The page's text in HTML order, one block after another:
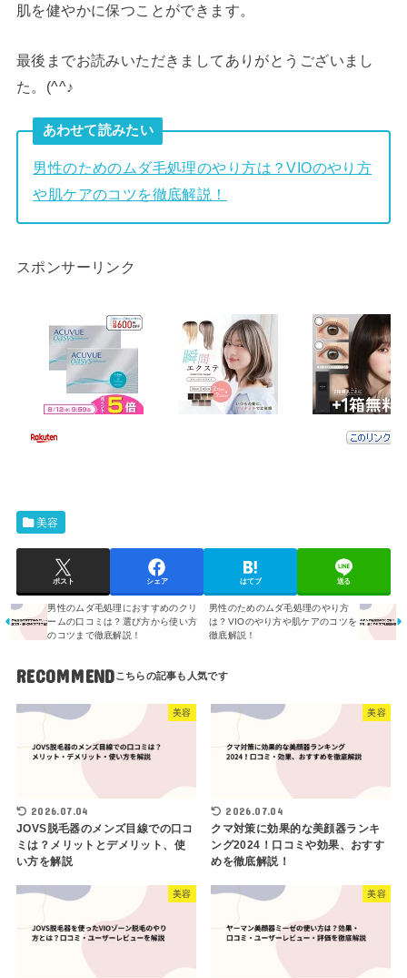
肌を健やかに保つことができます。
最後までお読みいただきましてありがとうございまし
た。(^^♪
あわせて読みたい
男性のためのムダ毛処理のやり方は？VIOのやり方
や肌ケアのコツを徹底解説！
スポンサーリンク
美容
ポスト シェア はてブ 送る
男性のムダ毛処理におすすめのクリ
ームの口コミは？選び方から使い方
のコツまで徹底解説！
男性のためのムダ毛処理のやり方
は？VIOのやり方や肌ケアのコツを
徹底解説！
RECOMMEND
美容
2026.07.04
JOVS脱毛器のメンズ目線での口コ
ミは？メリットとデメリット、使
い方を解説
美容
2026.07.04
クマ対策に効果的な美顔器ランキ
ング2024！口コミや効果、おすす
めを徹底解説！
美容 美容